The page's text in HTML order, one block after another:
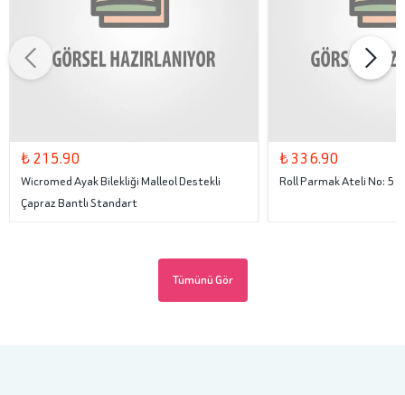
₺ 215.90
Wicromed Ayak Bilekliği Malleol Destekli
Çapraz Bantlı Standart
₺ 336.90
Roll Parmak Ateli No: 5
Tümünü Gör